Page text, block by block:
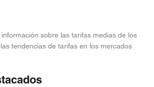
sobre las tarifas medias de los
tendencias de tarifas en los mercados